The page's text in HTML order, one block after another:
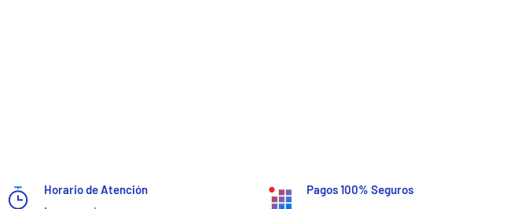
Horario de Atención
Pagos 100% Seguros